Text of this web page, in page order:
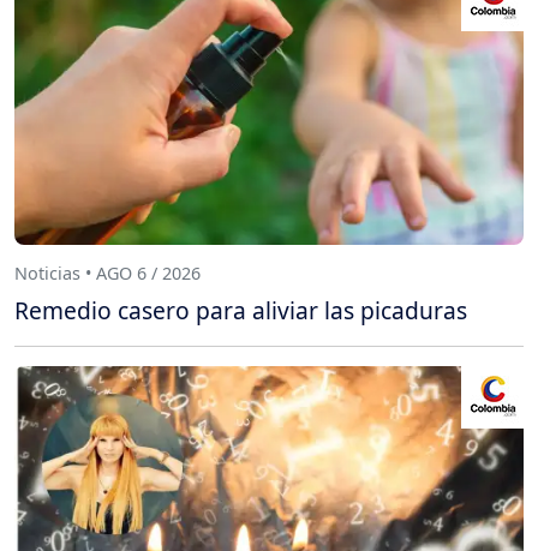
Noticias • AGO 6 / 2026
Remedio casero para aliviar las picaduras